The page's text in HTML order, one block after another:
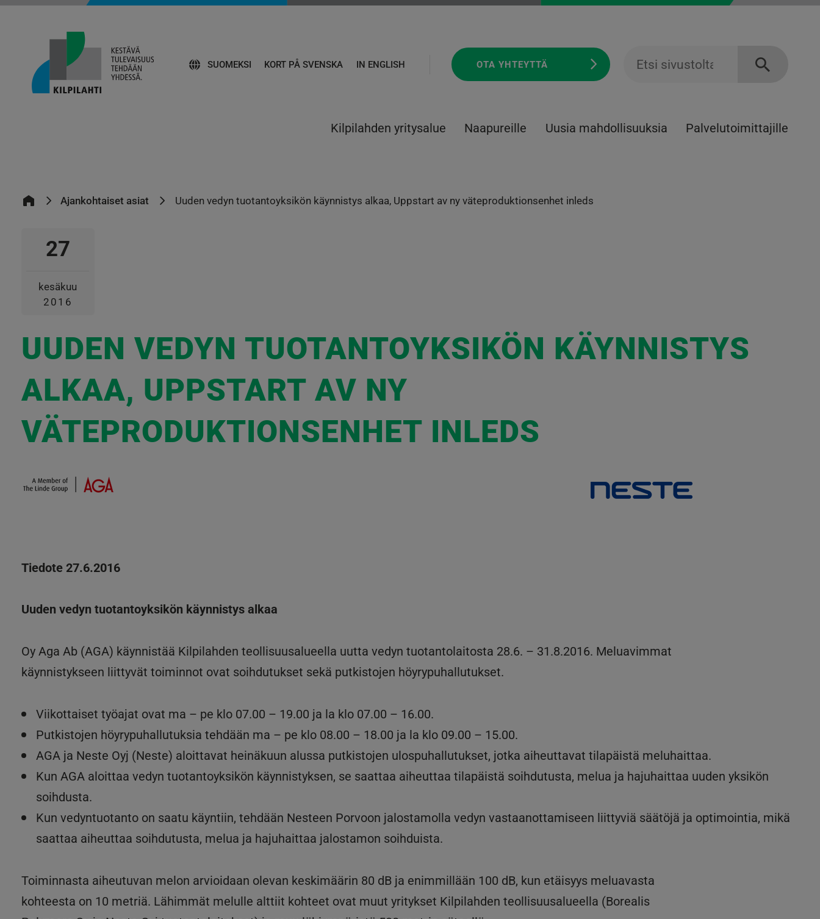
SUOMEKSI KORT PÅ SVENSKA IN ENGLISH OTA YHTEYTTÄ
Kilpilahden yritysalue Naapureille Uusia mahdollisuuksia Palvelu­toimittajille
Ajankohtaiset asiat Uuden vedyn tuotantoyksikön käynnistys alkaa, Uppstart av ny väteproduktionsenhet inleds
27
kesäkuu
2016
UUDEN VEDYN TUOTANTOYKSIKÖN KÄYNNISTYS
ALKAA, UPPSTART AV NY
VÄTEPRODUKTIONSENHET INLEDS
Tiedote 27.6.2016
Uuden vedyn tuotantoyksikön käynnistys alkaa
Oy Aga Ab (AGA) käynnistää Kilpilahden teollisuusalueella uutta vedyn tuotantolaitosta 28.6. – 31.8.2016. Meluavimmat
käynnistykseen liittyvät toiminnot ovat soihdutukset sekä putkistojen höyrypuhallutukset.
Viikottaiset työajat ovat ma – pe klo 07.00 – 19.00 ja la klo 07.00 – 16.00.
Putkistojen höyrypuhallutuksia tehdään ma – pe klo 08.00 – 18.00 ja la klo 09.00 – 15.00.
AGA ja Neste Oyj (Neste) aloittavat heinäkuun alussa putkistojen ulospuhallutukset, jotka aiheuttavat tilapäistä meluhaittaa.
Kun AGA aloittaa vedyn tuotantoyksikön käynnistyksen, se saattaa aiheuttaa tilapäistä soihdutusta, melua ja hajuhaittaa uuden yksikön
soihdusta.
Kun vedyntuotanto on saatu käyntiin, tehdään Nesteen Porvoon jalostamolla vedyn vastaanottamiseen liittyviä säätöjä ja optimointia, mikä
saattaa aiheuttaa soihdutusta, melua ja hajuhaittaa jalostamon soihduista.
Toiminnasta aiheutuvan melon arvioidaan olevan keskimäärin 80 dB ja enimmillään 100 dB, kun etäisyys meluavasta
kohteesta on 10 metriä. Lähimmät melulle alttiit kohteet ovat muut yritykset Kilpilahden teollisuusalueella (Borealis